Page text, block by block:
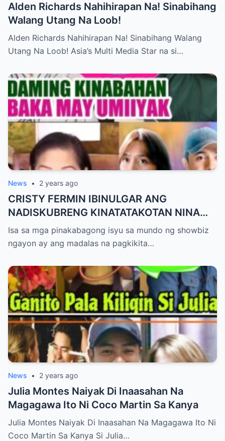
Alden Richards Nahihirapan Na! Sinabihang
Walang Utang Na Loob!
Alden Richards Nahihirapan Na! Sinabihang Walang
Utang Na Loob! Asia’s Multi Media Star na si…
News • 2 years ago
CRISTY FERMIN IBINULGAR ANG
NADISKUBRENG KINATATAKOTAN NINA
KATHRYN BERNARDO AT ALDEN
RICHARDS
Isa sa mga pinakabagong isyu sa mundo ng showbiz
ngayon ay ang madalas na pagkikita…
News • 2 years ago
Julia Montes Naiyak Di Inaasahan Na
Magagawa Ito Ni Coco Martin Sa Kanya
Julia Montes Naiyak Di Inaasahan Na Magagawa Ito Ni
Coco Martin Sa Kanya Si Julia…